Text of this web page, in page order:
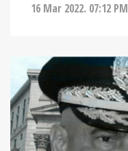
16 Mar 2022. 07:12 PM